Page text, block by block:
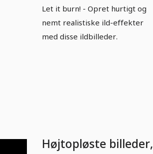
Let it burn! - Opret hurtigt og
nemt realistiske ild-effekter
med disse ildbilleder.
Højtopløste billeder,